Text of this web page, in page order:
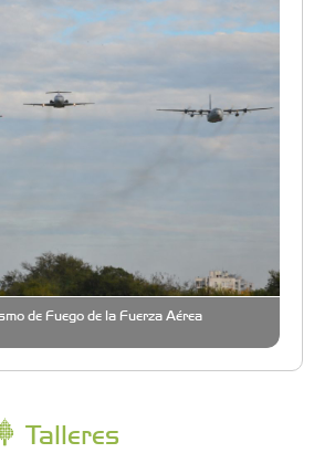
de Fuego de la Fuerza Aérea
Talleres